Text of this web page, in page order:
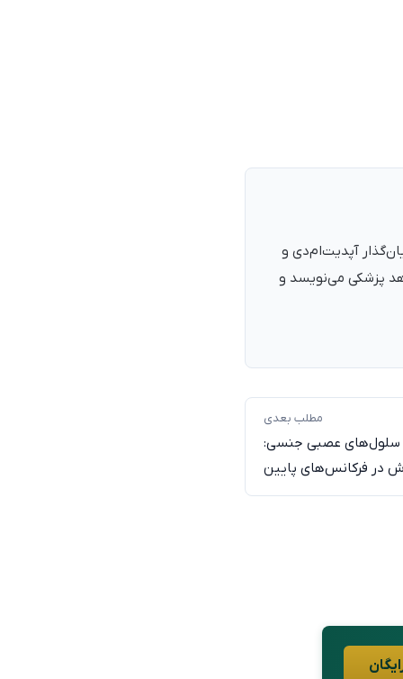
پزشک با شمارهٔ نظام پزشکی ۱۳۵۴۰۵، فارغ‌التحصیل ۱۳۹۰. بنیان‌گذار آپدیت‌ام‌دی و
پزشکی می‌نویسد و
مطلب بعدی
سلول‌های عصبی جنسی:
در فرکانس‌های پایین